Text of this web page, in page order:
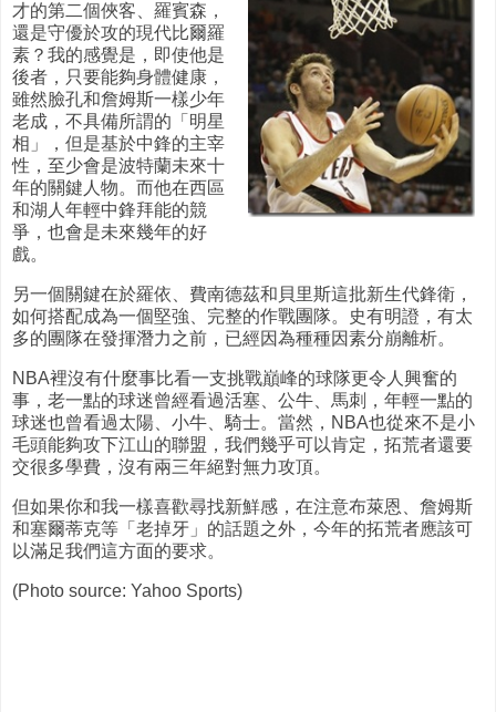
才的第二個俠客、羅賓森，
還是守優於攻的現代比爾羅
素？我的感覺是，即使他是
後者，只要能夠身體健康，
雖然臉孔和詹姆斯一樣少年
老成，不具備所謂的「明星
相」，但是基於中鋒的主宰
性，至少會是波特蘭未來十
年的關鍵人物。而他在西區
和湖人年輕中鋒拜能的競
爭，也會是未來幾年的好
戲。
另一個關鍵在於羅依、費南德茲和貝里斯這批新生代鋒衛，
如何搭配成為一個堅強、完整的作戰團隊。史有明證，有太
多的團隊在發揮潛力之前，已經因為種種因素分崩離析。
NBA裡沒有什麼事比看一支挑戰巔峰的球隊更令人興奮的
事，老一點的球迷曾經看過活塞、公牛、馬刺，年輕一點的
球迷也曾看過太陽、小牛、騎士。當然，NBA也從來不是小
毛頭能夠攻下江山的聯盟，我們幾乎可以肯定，拓荒者還要
交很多學費，沒有兩三年絕對無力攻頂。
但如果你和我一樣喜歡尋找新鮮感，在注意布萊恩、詹姆斯
和塞爾蒂克等「老掉牙」的話題之外，今年的拓荒者應該可
以滿足我們這方面的要求。
(Photo source: Yahoo Sports)